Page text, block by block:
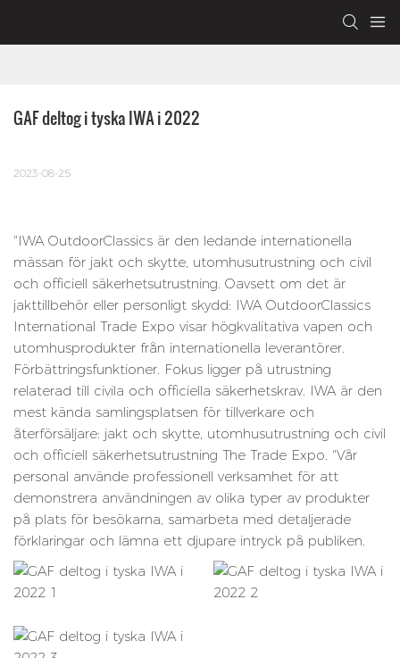
GAF deltog i tyska IWA i 2022
2023-08-25
"IWA OutdoorClassics är den ledande internationella
mässan för jakt och skytte, utomhusutrustning och civil
och officiell säkerhetsutrustning. Oavsett om det är
jakttillbehör eller personligt skydd: IWA OutdoorClassics
International Trade Expo visar högkvalitativa vapen och
utomhusprodukter från internationella leverantörer.
Förbättringsfunktioner. Fokus ligger på utrustning
relaterad till civila och officiella säkerhetskrav. IWA är den
mest kända samlingsplatsen för tillverkare och
återförsäljare: jakt och skytte, utomhusutrustning och civil
och officiell säkerhetsutrustning The Trade Expo. "Vår
personal använde professionell verksamhet för att
demonstrera användningen av olika typer av produkter
på plats för besökarna, samarbeta med detaljerade
förklaringar och lämna ett djupare intryck på publiken.